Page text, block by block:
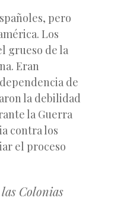
pero
Los
grueso de la
Eran
de
la debilidad
la Guerra
contra los
el proceso
Colonias